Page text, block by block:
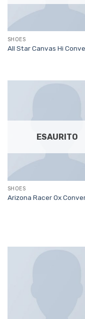
SHOES
All Star Canvas Hi
ESAURITO
SHOES
Arizona Racer Ox